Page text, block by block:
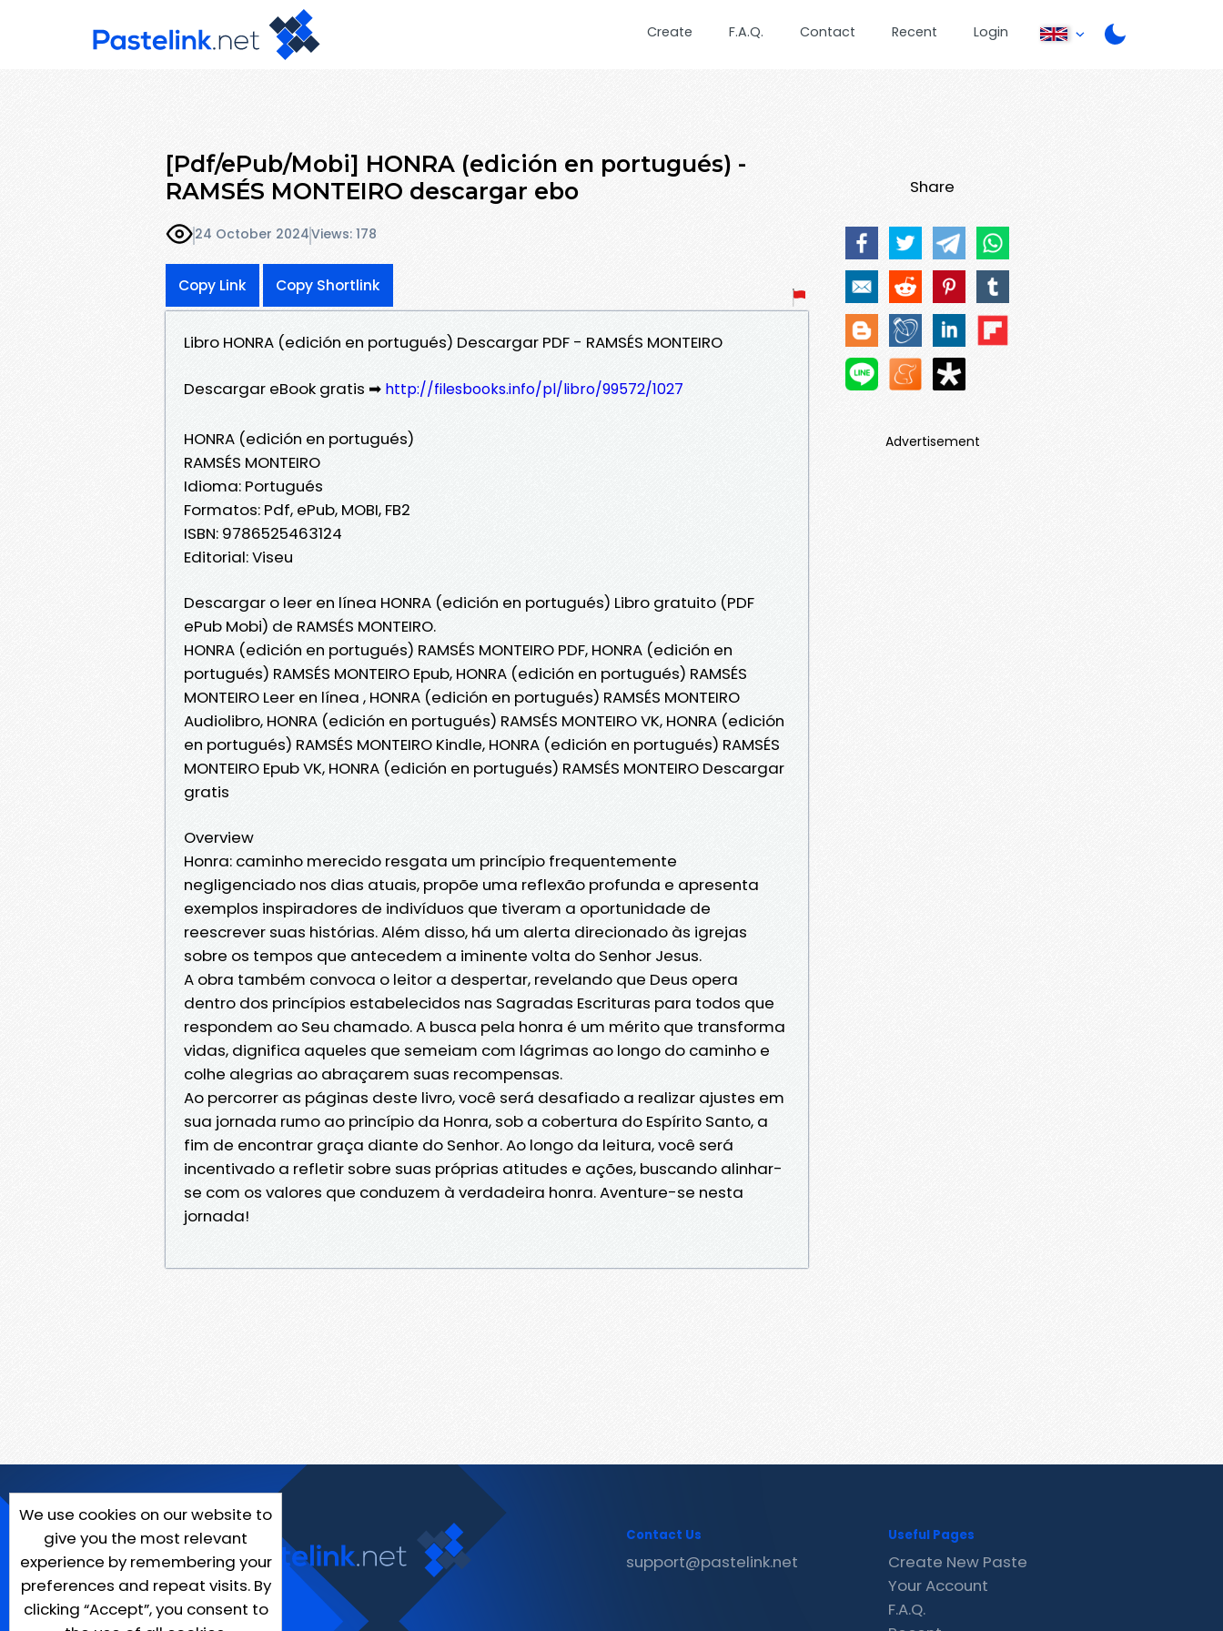
Create F.A.Q. Contact Recent Login
[Pdf/ePub/Mobi] HONRA (edición en portugués) -
RAMSÉS MONTEIRO descargar ebo
24 October 2024Views: 178
Copy Link Copy Shortlink
Libro HONRA (edición en portugués) Descargar PDF - RAMSÉS MONTEIRO
Descargar eBook gratis ➡ http://filesbooks.info/pl/libro/99572/1027
HONRA (edición en portugués)
RAMSÉS MONTEIRO
Idioma: Portugués
Formatos: Pdf, ePub, MOBI, FB2
ISBN: 9786525463124
Editorial: Viseu
Descargar o leer en línea HONRA (edición en portugués) Libro gratuito (PDF
ePub Mobi) de RAMSÉS MONTEIRO.
HONRA (edición en portugués) RAMSÉS MONTEIRO PDF, HONRA (edición en
portugués) RAMSÉS MONTEIRO Epub, HONRA (edición en portugués) RAMSÉS
MONTEIRO Leer en línea , HONRA (edición en portugués) RAMSÉS MONTEIRO
Audiolibro, HONRA (edición en portugués) RAMSÉS MONTEIRO VK, HONRA (edición
en portugués) RAMSÉS MONTEIRO Kindle, HONRA (edición en portugués) RAMSÉS
MONTEIRO Epub VK, HONRA (edición en portugués) RAMSÉS MONTEIRO Descargar
gratis
Overview
Honra: caminho merecido resgata um princípio frequentemente
negligenciado nos dias atuais, propõe uma reflexão profunda e apresenta
exemplos inspiradores de indivíduos que tiveram a oportunidade de
reescrever suas histórias. Além disso, há um alerta direcionado às igrejas
sobre os tempos que antecedem a iminente volta do Senhor Jesus.
A obra também convoca o leitor a despertar, revelando que Deus opera
dentro dos princípios estabelecidos nas Sagradas Escrituras para todos que
respondem ao Seu chamado. A busca pela honra é um mérito que transforma
vidas, dignifica aqueles que semeiam com lágrimas ao longo do caminho e
colhe alegrias ao abraçarem suas recompensas.
Ao percorrer as páginas deste livro, você será desafiado a realizar ajustes em
sua jornada rumo ao princípio da Honra, sob a cobertura do Espírito Santo, a
fim de encontrar graça diante do Senhor. Ao longo da leitura, você será
incentivado a refletir sobre suas próprias atitudes e ações, buscando alinhar-
se com os valores que conduzem à verdadeira honra. Aventure-se nesta
jornada!
Share
Advertisement
We use cookies on our website to
give you the most relevant
experience by remembering your
preferences and repeat visits. By
clicking “Accept”, you consent to
Contact Us
support@pastelink.net
Useful Pages
Create New Paste
Your Account
F.A.Q.